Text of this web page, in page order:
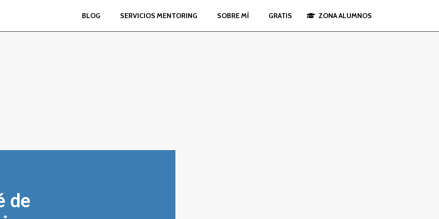
BLOG SERVICIOS MENTORING SOBRE MÍ GRATIS ZONA ALUMNOS
de